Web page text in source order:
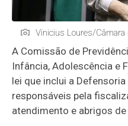
Vinicius Loures/
A Comissão de
Infância, Adolescência e
lei que inclui a
responsáveis pela
atendimento e abrigos